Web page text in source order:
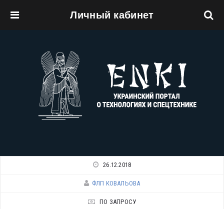
Личный кабинет
26.12.2018
ФЛП КОВАЛЬОВА
ПО ЗАПРОСУ